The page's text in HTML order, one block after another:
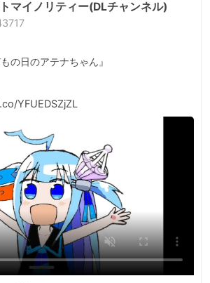
マイノリティー(DLチャンネル)
の日のアテナちゃん』
YFUEDSZjZL